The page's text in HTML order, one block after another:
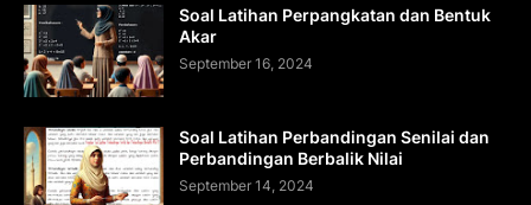
Soal Latihan Perpangkatan dan Bentuk
Akar
September 16, 2024
Soal Latihan Perbandingan Senilai dan
Perbandingan Berbalik Nilai
September 14, 2024